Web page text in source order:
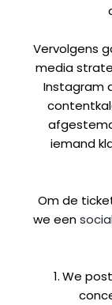
Vervolgens
media
Instagram
iemand
Om de
we een
We